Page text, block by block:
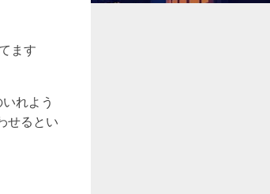
ます
れよう
せるとい